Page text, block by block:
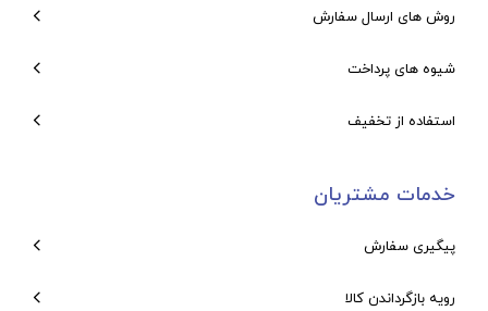
روش های ارسال سفارش
شیوه های پرداخت
استفاده از تخفیف
خدمات مشتریان
پیگیری سفارش
رویه بازگرداندن کالا